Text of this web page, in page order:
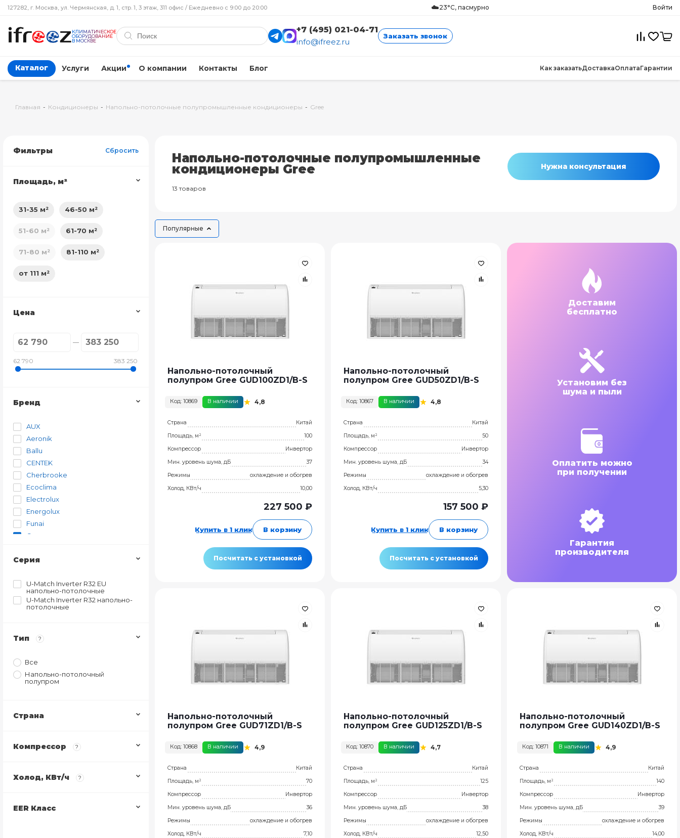
127282, г. Москва, ул. Чермянская, д. 1, стр. 1, 3 этаж, 311 офис / Ежедневно с 9:00 до 20:00 ☁️23°C, пасмурно Войти
КЛИМАТИЧЕСКОЕ
ОБОРУДОВАНИЕ
В МОСКВЕ
+7 (495) 021-04-71
info@ifreez.ru
Заказать звонок
Каталог Услуги Акции О компании Контакты Блог Как заказатьДоставкаОплатаГарантии
Главная - Кондиционеры - Напольно-потолочные полупромышленные кондиционеры - Gree
Напольно-потолочные полупромышленные
кондиционеры Gree
13 товаров
Нужна консультация
Популярные
Напольно-потолочный
полупром Gree GUD100ZD1/B-S
Код: 10869 В наличии 4,8
Страна
Китай
Площадь, м²
100
Компрессор
Инвертор
Мин. уровень шума, дБ
37
Режимы
охлаждение и обогрев
Холод, КВт/ч
10,00
227 500 ₽
Купить в 1 клик В корзину
Посчитать с установкой
Напольно-потолочный
полупром Gree GUD50ZD1/B-S
Код: 10867 В наличии 4,8
Страна
Китай
Площадь, м²
50
Компрессор
Инвертор
Мин. уровень шума, дБ
34
Режимы
охлаждение и обогрев
Холод, КВт/ч
5,30
157 500 ₽
Купить в 1 клик В корзину
Посчитать с установкой
Доставим
бесплатно
Установим без
шума и пыли
Оплатить можно
при получении
Гарантия
производителя
Напольно-потолочный
полупром Gree GUD71ZD1/B-S
Код: 10868 В наличии 4,9
Страна
Китай
Площадь, м²
70
Компрессор
Инвертор
Мин. уровень шума, дБ
36
Режимы
охлаждение и обогрев
Холод, КВт/ч
7,10
Напольно-потолочный
полупром Gree GUD125ZD1/B-S
Код: 10870 В наличии 4,7
Страна
Китай
Площадь, м²
125
Компрессор
Инвертор
Мин. уровень шума, дБ
38
Режимы
охлаждение и обогрев
Холод, КВт/ч
12,50
Напольно-потолочный
полупром Gree GUD140ZD1/B-S
Код: 10871 В наличии 4,9
Страна
Китай
Площадь, м²
140
Компрессор
Инвертор
Мин. уровень шума, дБ
39
Режимы
охлаждение и обогрев
Холод, КВт/ч
14,00
Фильтры Сбросить
Площадь, м²
31-35 м² 46-50 м²
51-60 м² 61-70 м²
71-80 м² 81-110 м²
от 111 м²
Цена
62 790 383 250
Бренд
AUX
Aeronik
Ballu
CENTEK
Cherbrooke
Ecoclima
Electrolux
Energolux
Funai
Gree
Kentatsu
Royal Clima
TCL
Серия
U-Match Inverter R32 EU
напольно-потолочные
U-Match Inverter R32 напольно-
потолочные
Тип ?
Все
Напольно-потолочный
полупром
Страна
Компрессор ?
Холод, КВт/ч ?
EER Класс